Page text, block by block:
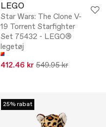
LEGO
Star Wars: The Clone V-
19 Torrent Starfighter
Set 75432 - LEGO®
legetøj
412.46 kr 549.95 kr
25% rabat